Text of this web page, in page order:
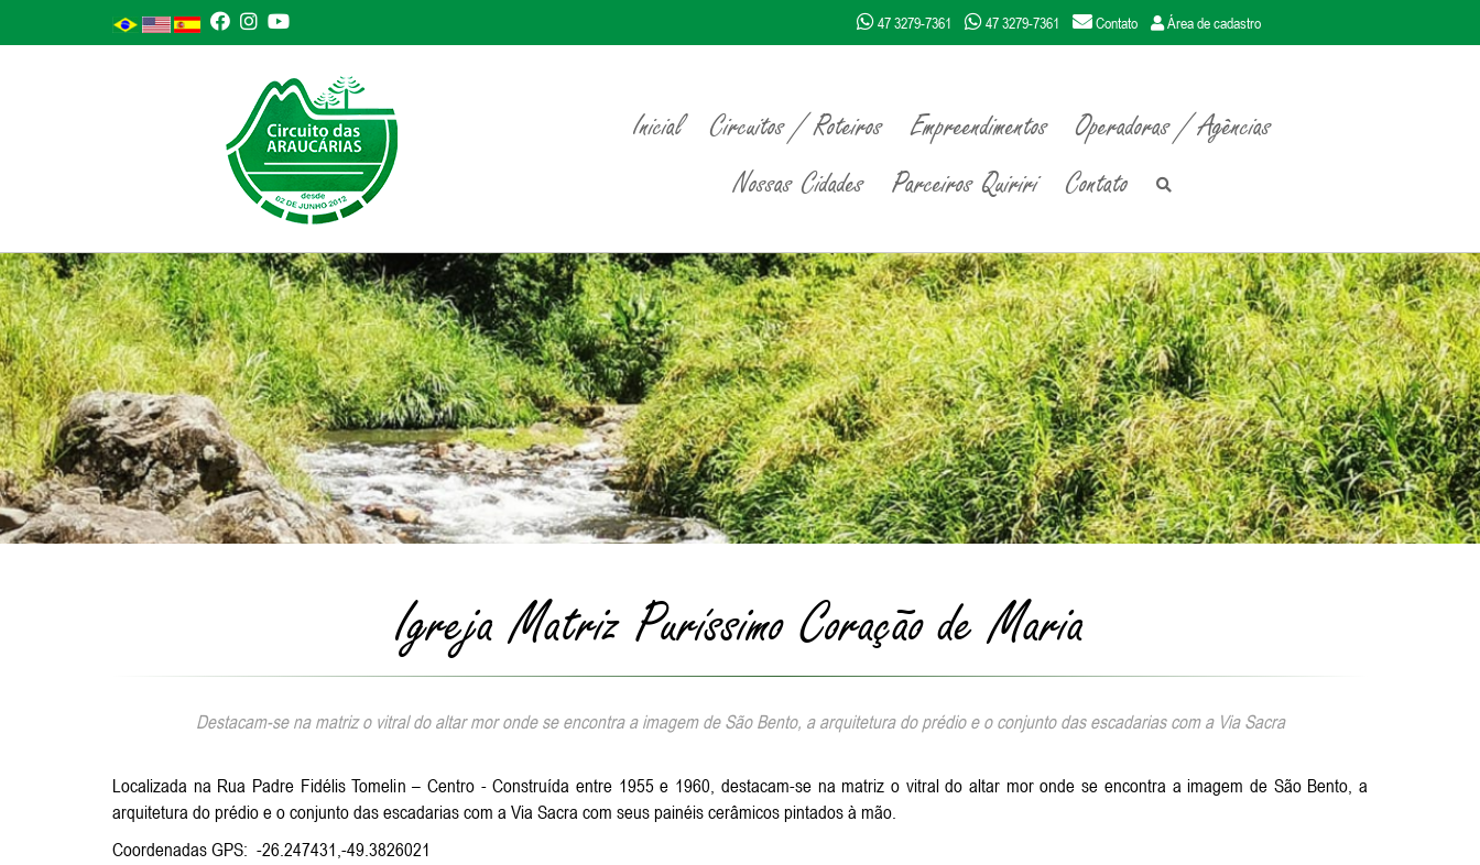
47 3279-7361 47 3279-7361 Contato Área de cadastro
Inicial Circuitos / Roteiros Empreendimentos
Operadoras / Agências
Nossas Cidades
Parceiros Quiriri Contato
Igreja Matriz Puríssimo Coração de Maria
Destacam-se na matriz o vitral do altar mor onde se encontra a imagem de São Bento, a arquitetura do prédio e o conjunto das escadarias com a Via Sacra
Localizada na Rua Padre Fidélis Tomelin – Centro - Construída entre 1955 e 1960, destacam-se na matriz o vitral do altar mor onde se encontra a imagem de São Bento, a
arquitetura do prédio e o conjunto das escadarias com a Via Sacra com seus painéis cerâmicos pintados à mão.
Coordenadas GPS: -26.247431,-49.3826021